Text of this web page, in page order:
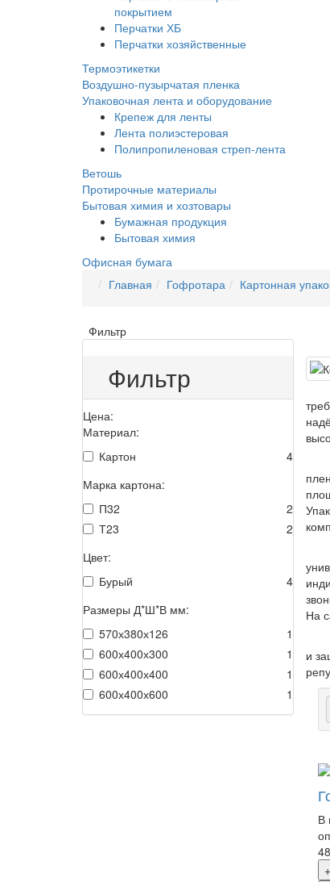
покрытием
Перчатки ХБ
Перчатки хозяйственные
Термоэтикетки
Воздушно-пузырчатая пленка
Упаковочная лента и оборудование
Крепеж для ленты
Лента полиэстеровая
Полипропиленовая стреп-лента
Ветошь
Протирочные материалы
Бытовая химия и хозтовары
Бумажная продукция
Бытовая химия
Офисная бумага
Главная
Гофротара Картонная
Фильтр
Фильтр
Цена:
Материал:
Картон
4
Марка картона:
П32
2
Т23
2
Цвет:
Бурый
4
Размеры Д*Ш*В мм:
570х380х126
1
600х400х300
1
600х400х400
1
600х400х600
1
На
и
В
+